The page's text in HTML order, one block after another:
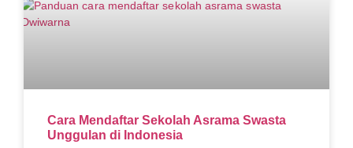
Cara Mendaftar Sekolah Asrama Swasta
Unggulan di Indonesia